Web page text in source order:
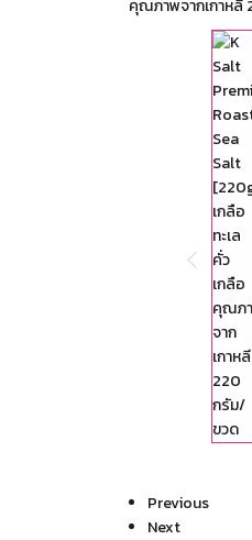
Previous
Next